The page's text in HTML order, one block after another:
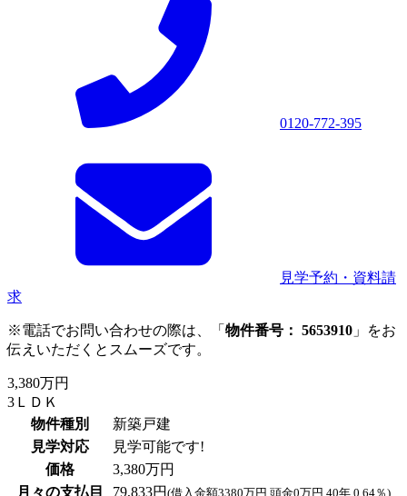
0120-772-395
見学予約・資料請
求
※電話でお問い合わせの際は、「 物件番号： 5653910 」をお
伝えいただくとスムーズです。
3,380万円
3ＬＤＫ
物件種別
新築戸建
見学対応
見学可能です!
価格
3,380万円
月々の支払目
79,833円 (借入金額3380万円 頭金0万円 40年 0.64％)